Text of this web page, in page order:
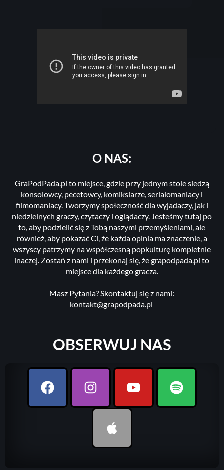
O NAS:
GraPodPada.pl to miejsce, gdzie przy jednym stole siedzą
konsolowcy, pecetowcy, komiksiarze, serialomaniacy i
filmomaniacy. Tworzymy społeczność dla wyjadaczy, jak i
niedzielnych graczy, czytaczy i oglądaczy. Jesteśmy tutaj po
to, aby podzielić się z Tobą naszymi przemyśleniami, ale
również, aby pokazać Ci, że każda opinia ma znaczenie, a
wszyscy patrzymy na współczesną popkulturę kompletnie
inaczej. Zostań z nami i przekonaj się, że grapodpada.pl to
miejsce dla każdego gracza.
Masz Pytania? Skontaktuj się z nami:
kontakt@grapodpada.pl
OBSERWUJ NAS